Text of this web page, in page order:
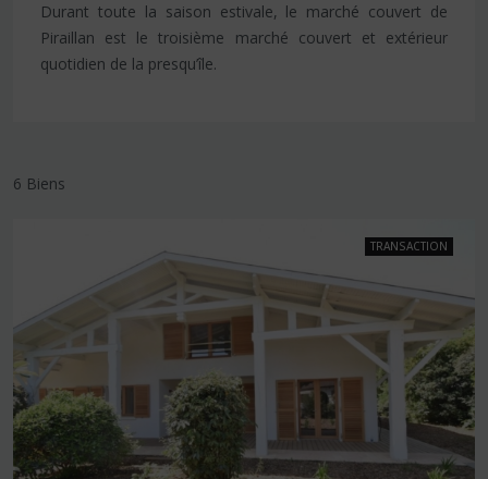
Durant toute la saison estivale, le marché couvert de
Piraillan est le troisième marché couvert et extérieur
quotidien de la presqu’île.
6 Biens
TRANSACTION